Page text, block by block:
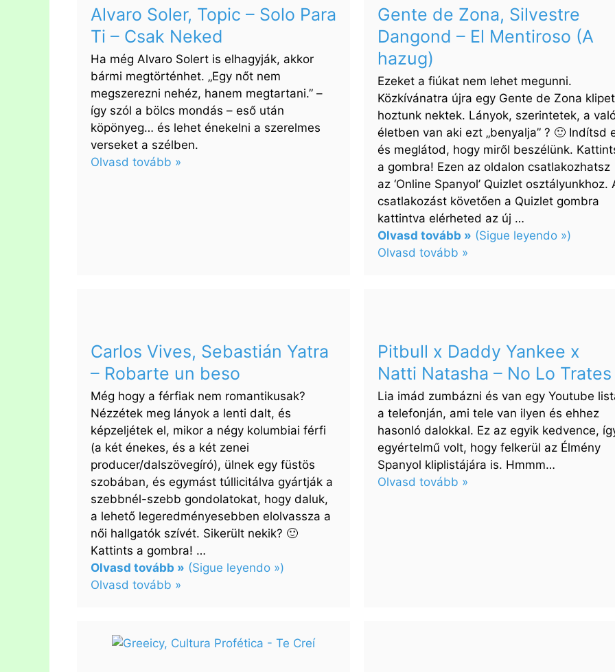
Bachata
Será
porque
te
amo
–
Azért
lehet,
mert
szeretlek
Alvaro Soler, Topic – Solo Para
Ti – Csak Neked
Ha még Alvaro Solert is elhagyják, akkor
bármi megtörténhet. „Egy nőt nem
megszerezni nehéz, hanem megtartani.” –
így szól a bölcs mondás – eső után
köpönyeg… és lehet énekelni a szerelmes
verseket a szélben.
Olvasd tovább »
Neked
Gente de Zona, Silvestre
Dangond – El Mentiroso (A
hazug)
Ezeket a fiúkat nem lehet megunni.
Közkívánatra újra egy Gente de Zona klipet
hoztunk nektek. Lányok, szerintetek, a
életben van aki ezt „benyalja” ? 🙂 Indítsd
és meglátod, hogy miről beszélünk.
a gombra! Ezen az oldalon csatlakozhatsz
az ‘Online Spanyol’ Quizlet osztályunkhoz.
csatlakozást követően a Quizlet gombra
kattintva elérheted az új …
Olvasd tovább » (Sigue leyendo »)
Olvasd tovább »
Dangond
–
El
Mentiroso
(A
hazug)
Carlos Vives, Sebastián Yatra
– Robarte un beso
Még hogy a férfiak nem romantikusak?
Nézzétek meg lányok a lenti dalt, és
képzeljétek el, mikor a négy kolumbiai férfi
(a két énekes, és a két zenei
producer/dalszövegíró), ülnek egy füstös
szobában, és egymást túllicitálva gyártják a
szebbnél-szebb gondolatokat, hogy daluk,
a lehető legeredményesebben elolvassza a
női hallgatók szívét. Sikerült nekik? 🙂
Kattints a gombra! …
Olvasd tovább » (Sigue leyendo »)
Olvasd tovább »
Vives,
Sebastián
Pitbull x Daddy Yankee x
Natti Natasha – No Lo Trates
Lia imád zumbázni és van egy Youtube
a telefonján, ami tele van ilyen és ehhez
hasonló dalokkal. Ez az egyik kedvence,
egyértelmű volt, hogy felkerül az Élmény
Spanyol kliplistájára is. Hmmm…
Olvasd tovább »